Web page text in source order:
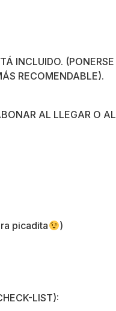
INCLUIDO. (PONERSE
RECOMENDABLE).
AL LLEGAR O AL
picadita
)
LIST):